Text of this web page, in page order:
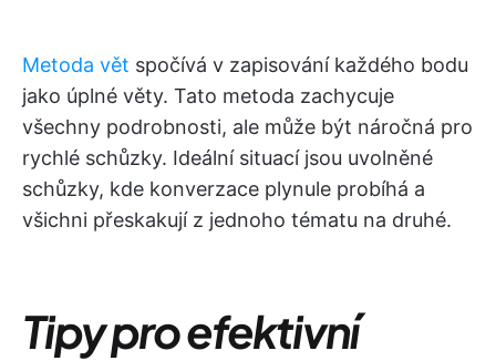
Metoda vět spočívá v zapisování každého bodu
jako úplné věty. Tato metoda zachycuje
všechny podrobnosti, ale může být náročná pro
rychlé schůzky. Ideální situací jsou uvolněné
schůzky, kde konverzace plynule probíhá a
všichni přeskakují z jednoho tématu na druhé.
Tipy pro efektivní